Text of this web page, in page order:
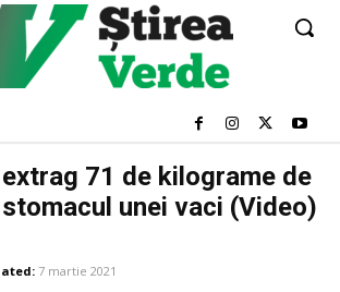
71 de kilograme de
unei vaci (Video)
7 martie 2021